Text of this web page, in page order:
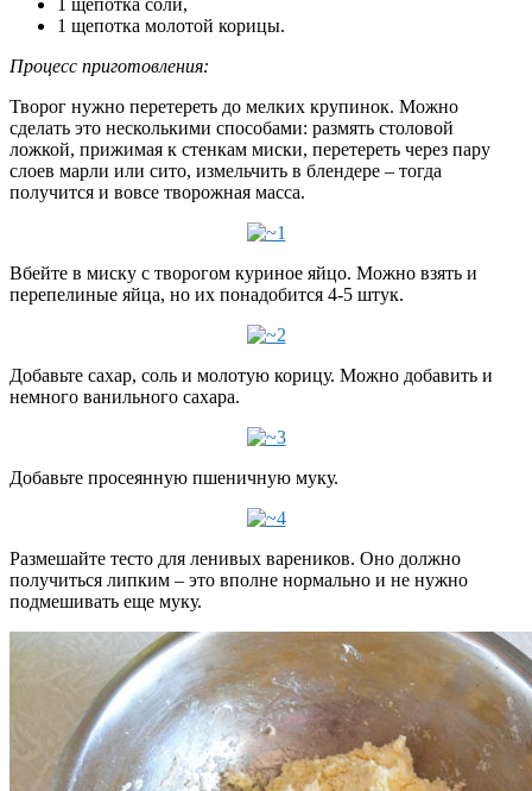
1 щепотка соли,
1 щепотка молотой корицы.
Процесс приготовления:
Творог нужно перетереть до мелких крупинок. Можно
сделать это несколькими способами: размять столовой
ложкой, прижимая к стенкам миски, перетереть через пару
слоев марли или сито, измельчить в блендере – тогда
получится и вовсе творожная масса.
Вбейте в миску с творогом куриное яйцо. Можно взять и
перепелиные яйца, но их понадобится 4-5 штук.
Добавьте сахар, соль и молотую корицу. Можно добавить и
немного ванильного сахара.
Добавьте просеянную пшеничную муку.
Размешайте тесто для ленивых вареников. Оно должно
получиться липким – это вполне нормально и не нужно
подмешивать еще муку.